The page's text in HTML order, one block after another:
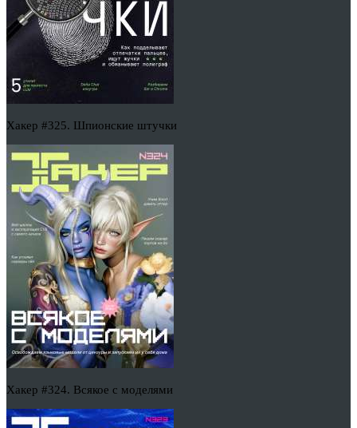
Хакер #325. Шпионские штучки
Хакер #324. Всякое с моделями